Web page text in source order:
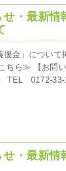
援金」につい
ちら≫ 【お問
） TEL 0172-